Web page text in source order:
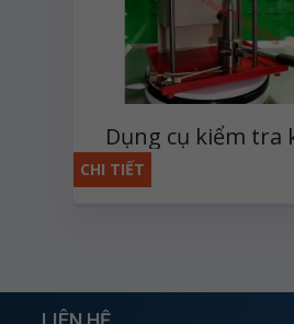
Dụng cụ kiểm tra
phun dầu cơ
CHI TIẾT